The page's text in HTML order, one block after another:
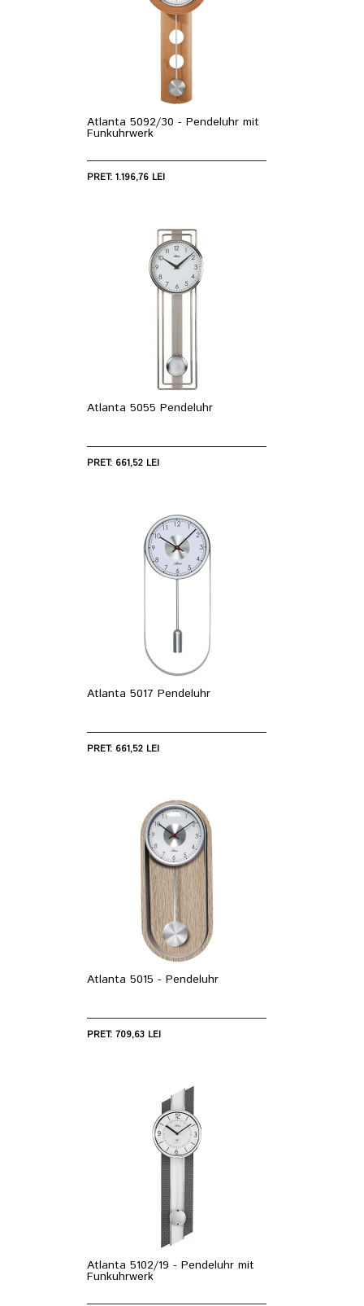
Atlanta 5092/30 - Pendeluhr mit
Funkuhrwerk
PRET: 1.196,76 LEI
Atlanta 5055 Pendeluhr
PRET: 661,52 LEI
Atlanta 5017 Pendeluhr
PRET: 661,52 LEI
Atlanta 5015 - Pendeluhr
PRET: 709,63 LEI
Atlanta 5102/19 - Pendeluhr mit
Funkuhrwerk